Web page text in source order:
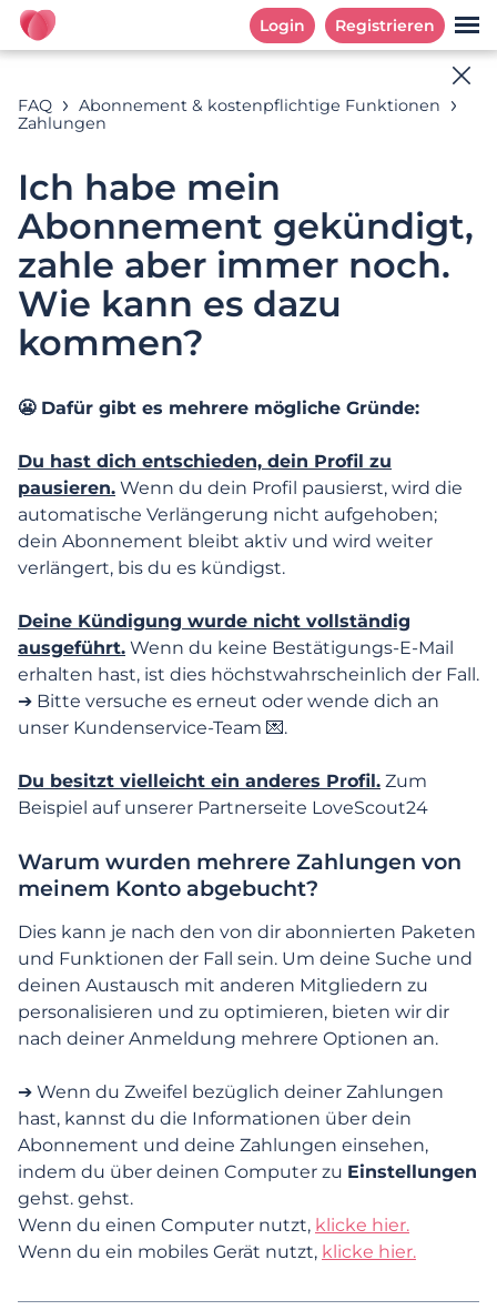
Login Registrieren
Online-Hilfe
Suchbeispiele: « Abonnement », «E-Mail Adresse », «
Registrierung »
Anmeldung und erste Schritte
Mein Profil verwalten
Funktionen, Suche & Kommunikation
Abonnement & kostenpflichtige
Funktionen
Zahlungen
Wieso muss ich mich authentifizieren, um
Wie kann ich für mein Abonnement
bezahlen? Und wie wird es auf meinen
Kontoauszügen angezeigt?
zahle aber immer noch. Wie kann es dazu
kommen?
Ich habe Probleme, ein Abonnement
abzuschließen. Was soll ich tun?
Wie kann ich die mit meinem Abonnement
ändern?
FAQ
Abonnement & kostenpflichtige Funktionen
Zahlungen
Ich habe mein
Abonnement gekündigt,
zahle aber immer noch.
Wie kann es dazu
kommen?
😬 Dafür gibt es mehrere mögliche Gründe:
Du hast dich entschieden, dein Profil zu
pausieren. Wenn du dein Profil pausierst, wird die
automatische Verlängerung nicht aufgehoben;
dein Abonnement bleibt aktiv und wird weiter
verlängert, bis du es kündigst.
Deine Kündigung wurde nicht vollständig
ausgeführt. Wenn du keine Bestätigungs-E-Mail
erhalten hast, ist dies höchstwahrscheinlich der Fall.
➔ Bitte versuche es erneut oder wende dich an
unser Kundenservice-Team 💌.
Du besitzt vielleicht ein anderes Profil. Zum
Beispiel auf unserer Partnerseite LoveScout24
Warum wurden mehrere Zahlungen von
meinem Konto abgebucht?
Dies kann je nach den von dir abonnierten Paketen
und Funktionen der Fall sein. Um deine Suche und
deinen Austausch mit anderen Mitgliedern zu
personalisieren und zu optimieren, bieten wir dir
nach deiner Anmeldung mehrere Optionen an.
➔ Wenn du Zweifel bezüglich deiner Zahlungen
hast, kannst du die Informationen über dein
Abonnement und deine Zahlungen einsehen,
indem du über deinen Computer zu Einstellungen
gehst. gehst.
Wenn du einen Computer nutzt, klicke hier.
Wenn du ein mobiles Gerät nutzt, klicke hier.